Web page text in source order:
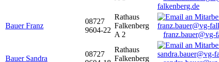
falkenberg.de
Bauer Franz
08727
9604-22
Rathaus
Falkenberg
A 2
franz.bauer@vg-
Bauer Sandra
08727
Rathaus
Falkenberg